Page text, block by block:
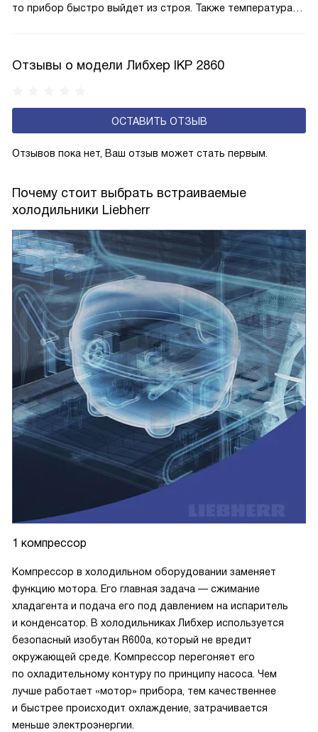
то прибор быстро выйдет из строя. Также температура
и субтропического климата. Температура в помещении
может варьироваться от +16 до +38 градусов,
Отзывы о модели Либхер IKP 2860
ОСТАВИТЬ ОТЗЫВ
Отзывов пока нет, Ваш отзыв может стать первым.
Почему стоит выбрать встраиваемые
холодильники Liebherr
1 компрессор
Компрессор в холодильном оборудовании заменяет
функцию мотора. Его главная задача — сжимание
хладагента и подача его под давлением на испаритель
и конденсатор. В холодильниках Либхер используется
безопасный изобутан R600a, который не вредит
окружающей среде. Компрессор перегоняет его
по охладительному контуру по принципу насоса. Чем
лучше работает «мотор» прибора, тем качественнее
и быстрее происходит охлаждение, затрачивается
меньше электроэнергии.